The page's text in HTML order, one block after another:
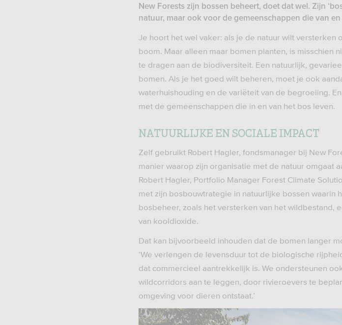
New Forests zijn bossen beheert, doet dat wel. Zijn
natuur, maar ook voor de gemeenschappen die van
Je hoort het wel vaker: als je de natuur wilt versterken
boom. Maar alleen maar bomen planten, is misschien
te dragen aan de biodiversiteit. Een natuurlijk,
bomen. Als je het goed wilt beheren, moet je ook
waterhuishouding en de variëteit van de begroeiing.
met de gemeenschappen die in en van het bos leven.
NATUURLIJKE EN SOCIALE IMPACT
Zelf gebruikt Robert Hagler, fondsmanager bij New
manier waarop zijn organisatie met de natuur omgaat
Robert Hagler, Portfolio Manager Forest Climate
met zijn bosbouwtrategie in natuurlijke bossen waarin
bosbeheer, zoals het versterken van het wildbestand,
van kooldioxide.
Dat kan bijvoorbeeld inhouden dat de bomen langer
‘We verlengen de levensduur tot de biologische
dat commercieel aantrekkelijk is. We ondersteunen
wildcorridors aan te leggen, door rivieroevers te
omgeving voor dieren ontstaat.’